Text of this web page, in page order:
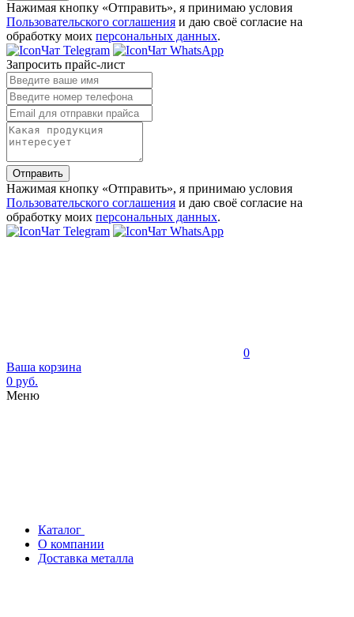
Нажимая кнопку «Отправить», я принимаю условия
Пользовательского соглашения и даю своё согласие на
обработку моих персональных данных.
Чат Telegram
Чат WhatsApp
Запросить прайс-лист
Отправить
Нажимая кнопку «Отправить», я принимаю условия
Пользовательского соглашения и даю своё согласие на
обработку моих персональных данных.
Чат Telegram
Чат WhatsApp
0
Ваша корзина
0 руб.
Меню
Каталог
О компании
Доставка металла